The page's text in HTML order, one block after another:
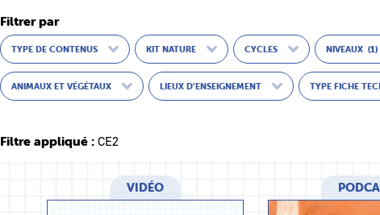
Filtrer par
TYPE DE CONTENUS KIT NATURE CYCLES NIVEAUX (1)
ANIMAUX ET VÉGÉTAUX LIEUX D’ENSEIGNEMENT TYPE FICHE
Filtre appliqué : CE2
VIDÉO